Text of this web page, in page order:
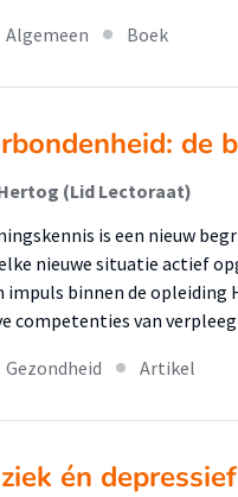
Algemeen Boek
de
(Lid Lectoraat)
is een nieuw
nieuwe situatie actief
impuls binnen de opleiding
competenties van
Gezondheid Artikel
én depressief